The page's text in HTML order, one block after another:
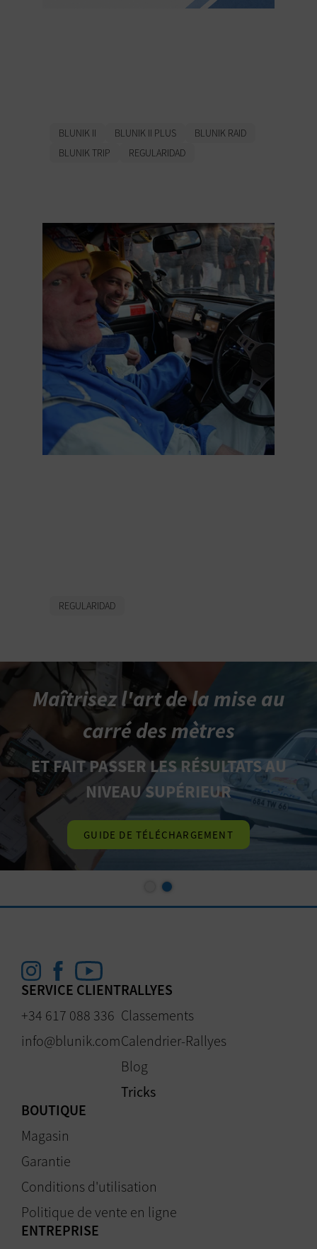
BLUNIK II BLUNIK II PLUS
BLUNIK RAID
BLUNIK TRIP
REGULARIDAD
REGULARIDAD
Maîtrisez l'art de la mise au
carré des mètres
ET FAIT PASSER LES RÉSULTATS AU
NIVEAU SUPÉRIEUR
GUIDE DE TÉLÉCHARGEMENT
SERVICE CLIENT
+34 617 088 336
info@blunik.com
RALLYES
Classements
Calendrier-Rallyes
Blog
Tricks
BOUTIQUE
Magasin
Garantie
Conditions d'utilisation
Politique de vente en ligne
ENTREPRISE